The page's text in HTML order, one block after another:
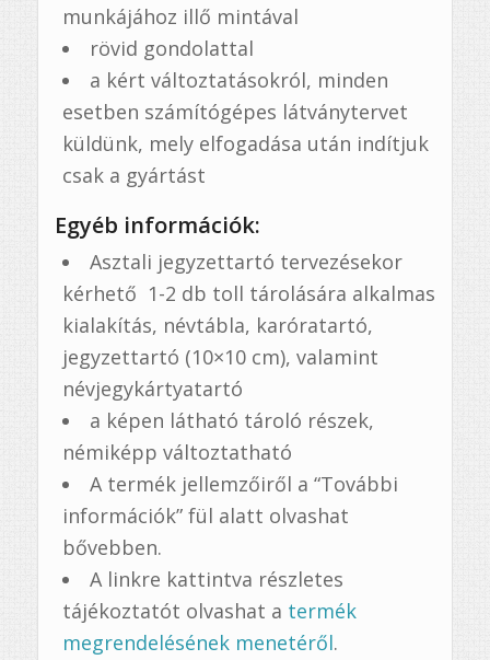
munkájához illő mintával
rövid gondolattal
a kért változtatásokról, minden
esetben számítógépes látványtervet
küldünk, mely elfogadása után indítjuk
csak a gyártást
Egyéb információk:
Asztali jegyzettartó tervezésekor
kérhető 1-2 db toll tárolására alkalmas
kialakítás, névtábla, karóratartó,
jegyzettartó (10×10 cm), valamint
névjegykártyatartó
a képen látható tároló részek,
némiképp változtatható
A termék jellemzőiről a “További
információk” fül alatt olvashat
bővebben.
A linkre kattintva részletes
tájékoztatót olvashat a termék
megrendelésének menetéről.